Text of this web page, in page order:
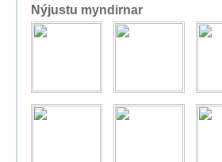
Nýjustu myndirnar